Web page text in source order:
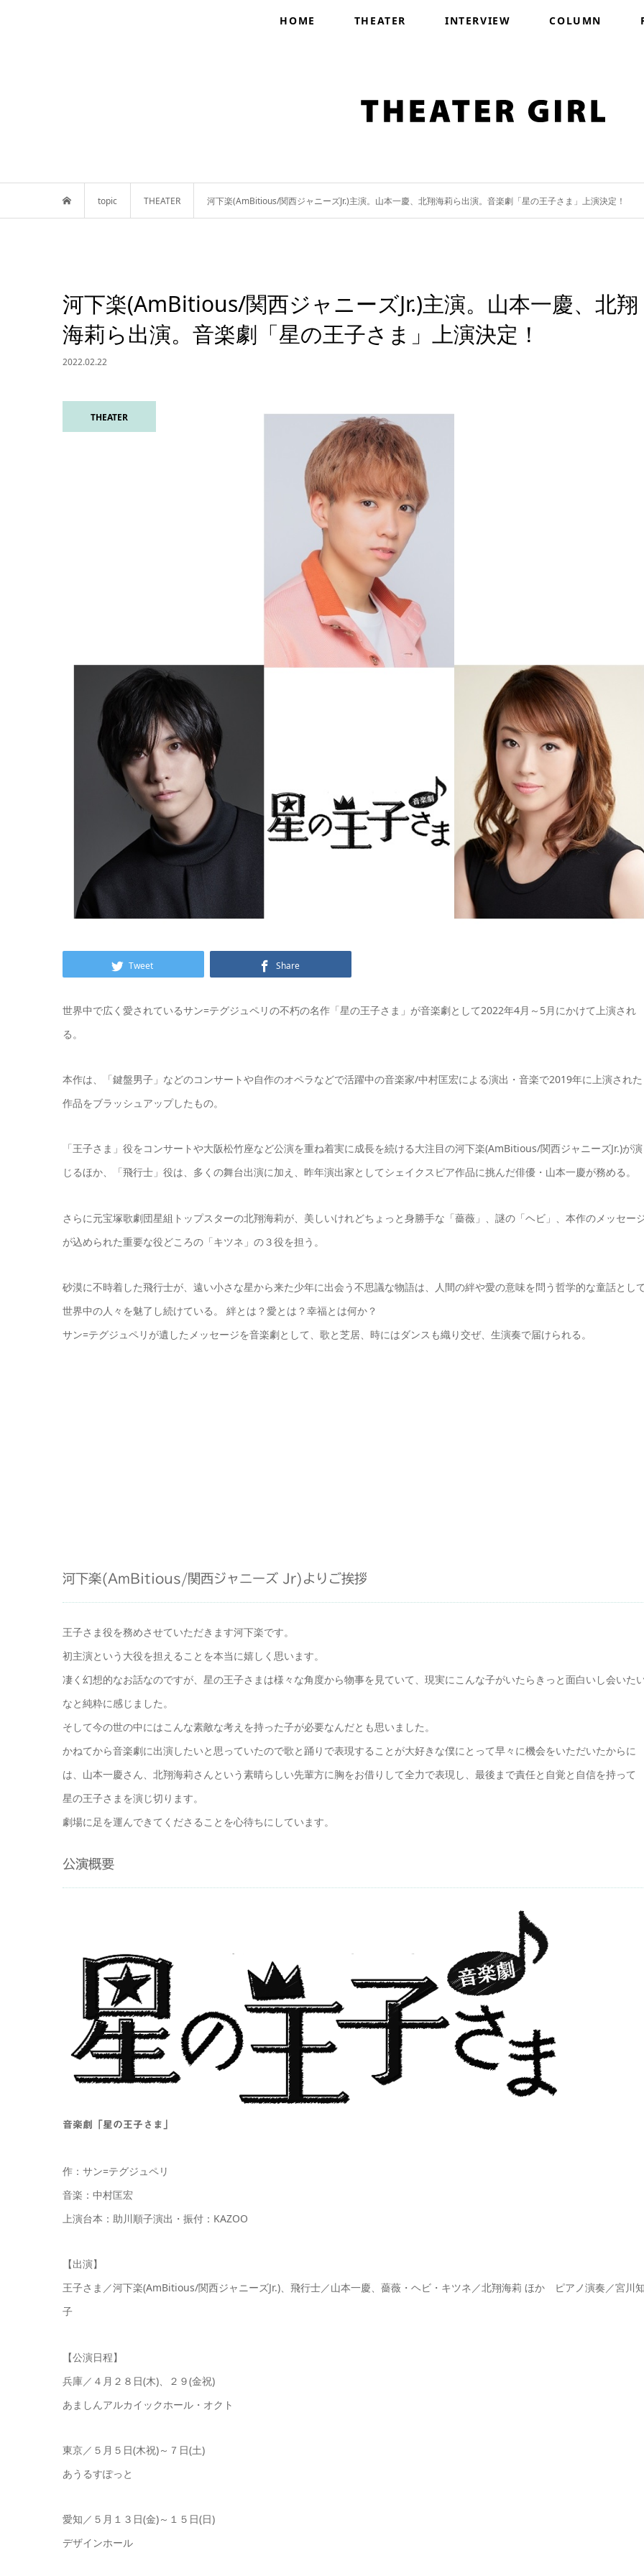
HOME THEATER INTERVIEW COLUMN
topic THEATER 河下楽(AmBitious/関西ジャニーズJr.)主演。山本一慶、北翔海莉ら出演。音楽劇「星の王子さま」上演決定！
河下楽(AmBitious/関西ジャニーズJr.)主演。山本一慶、北翔
海莉ら出演。音楽劇「星の王子さま」上演決定！
2022.02.22
THEATER
Tweet Share
世界中で広く愛されているサン=テグジュペリの不朽の名作「星の王子さま」が音楽劇として2022年4月～5月にかけて上演され
る。
本作は、「鍵盤男子」などのコンサートや自作のオペラなどで活躍中の音楽家/中村匡宏による演出・音楽で2019年に上演された
作品をブラッシュアップしたもの。
「王子さま」役をコンサートや大阪松竹座など公演を重ね着実に成長を続ける大注目の河下楽(AmBitious/関西ジャニーズJr.)が演
じるほか、「飛行士」役は、多くの舞台出演に加え、昨年演出家としてシェイクスピア作品に挑んだ俳優・山本一慶が務める。
さらに元宝塚歌劇団星組トップスターの北翔海莉が、美しいけれどちょっと身勝手な「薔薇」、謎の「ヘビ」、本作のメッセー
が込められた重要な役どころの「キツネ」の３役を担う。
砂漠に不時着した飛行士が、遠い小さな星から来た少年に出会う不思議な物語は、人間の絆や愛の意味を問う哲学的な童話とし
世界中の人々を魅了し続けている。 絆とは？愛とは？幸福とは何か？
サン=テグジュペリが遺したメッセージを音楽劇として、歌と芝居、時にはダンスも織り交ぜ、生演奏で届けられる。
河下楽(AmBitious/関西ジャニーズ Jr)よりご挨拶
王子さま役を務めさせていただきます河下楽です。
初主演という大役を担えることを本当に嬉しく思います。
凄く幻想的なお話なのですが、星の王子さまは様々な角度から物事を見ていて、現実にこんな子がいたらきっと面白いし会いた
なと純粋に感じました。
そして今の世の中にはこんな素敵な考えを持った子が必要なんだとも思いました。
かねてから音楽劇に出演したいと思っていたので歌と踊りで表現することが大好きな僕にとって早々に機会をいただいたからに
は、山本一慶さん、北翔海莉さんという素晴らしい先輩方に胸をお借りして全力で表現し、最後まで責任と自覚と自信を持って
星の王子さまを演じ切ります。
劇場に足を運んできてくださることを心待ちにしています。
公演概要
音楽劇「星の王子さま」
作：サン=テグジュペリ
音楽：中村匡宏
上演台本：助川順子演出・振付：KAZOO
【出演】
王子さま／河下楽(AmBitious/関西ジャニーズJr.)、飛行士／山本一慶、薔薇・ヘビ・キツネ／北翔海莉 ほか ピアノ演奏／宮川
子
【公演日程】
兵庫／４月２８日(木)、２９(金祝)
あましんアルカイックホール・オクト
東京／５月５日(木祝)～７日(土)
あうるすぽっと
愛知／５月１３日(金)～１５日(日)
デザインホール